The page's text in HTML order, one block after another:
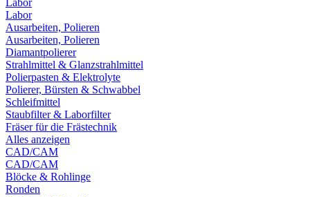
Labor
Labor
Ausarbeiten, Polieren
Ausarbeiten, Polieren
Diamantpolierer
Strahlmittel & Glanzstrahlmittel
Polierpasten & Elektrolyte
Polierer, Bürsten & Schwabbel
Schleifmittel
Staubfilter & Laborfilter
Fräser für die Frästechnik
Alles anzeigen
CAD/CAM
CAD/CAM
Blöcke & Rohlinge
Ronden